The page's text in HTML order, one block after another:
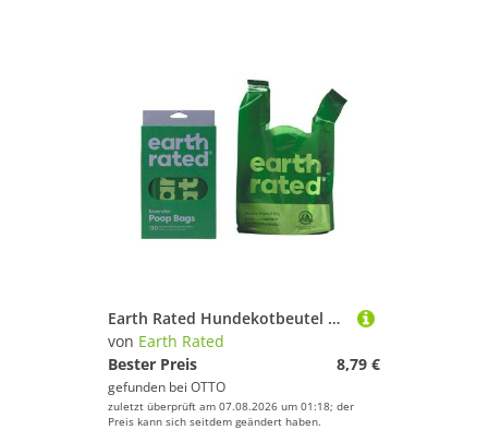
Earth Rated Hundekotbeutel Kotbeutel mit Griff Lavendel - 120 Stück
von Earth Rated
Bester Preis
8,79 €
gefunden bei OTTO
zuletzt überprüft am 07.08.2026 um 01:18; der
Preis kann sich seitdem geändert haben.